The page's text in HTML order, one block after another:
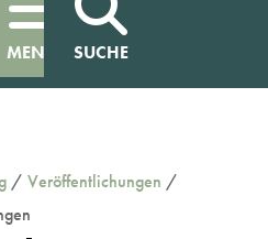
MENÜ SUCHE
/ Veröffentlichungen /